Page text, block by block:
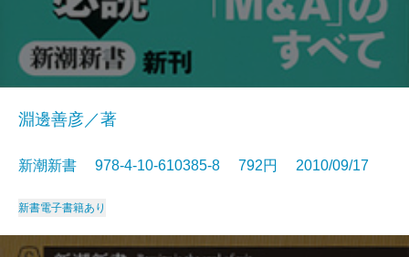
淵邊善彦／著
新潮新書 978-4-10-610385-8 792円 2010/09/17
新書電子書籍あり